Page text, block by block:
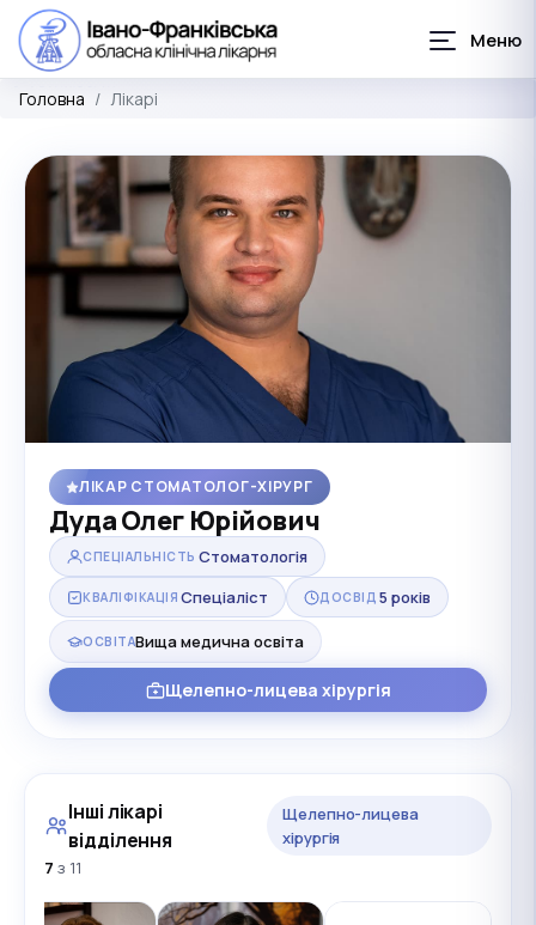
Головна Лікарі
ЛІКАР СТОМАТОЛОГ-ХІРУРГ
Дуда Олег Юрійович
СПЕЦІАЛЬНІСТЬ Стоматологія
КВАЛІФІКАЦІЯ Спеціаліст ДОСВІД 5 років
ОСВІТАВища медична освіта
Щелепно-лицева хірургія
Інші лікарі
відділення
Щелепно-лицева
хірургія
7 з 11